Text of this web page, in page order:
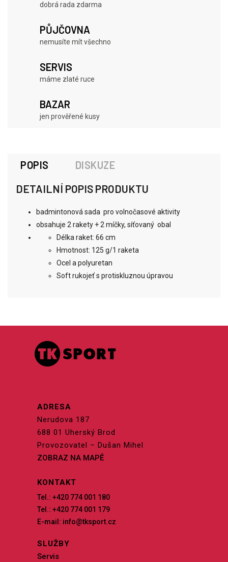
dobrá rada zdarma
PŮJČOVNA
nemusíte mít všechno
SERVIS
máme zlaté ruce
BAZAR
jen prověřené kusy
POPIS DISKUZE
DETAILNÍ POPIS PRODUKTU
badmintonová sada pro volnočasové aktivity
obsahuje 2 rakety + 2 míčky, síťovaný obal
Délka raket: 66 cm
Hmotnost: 125 g/1 raketa
Ocel a polyuretan
Soft rukojeť s protiskluznou úpravou
ADRESA
Nerudova 187
688 01 Uherský Brod
Provozovatel – Dušan Mihel
ZOBRAZ NA MAPĚ
KONTAKT
Tel.: +420 774 001 180
Tel.: +420 774 001 179
E-mail: info@tksport.cz
SLUŽBY
Servis